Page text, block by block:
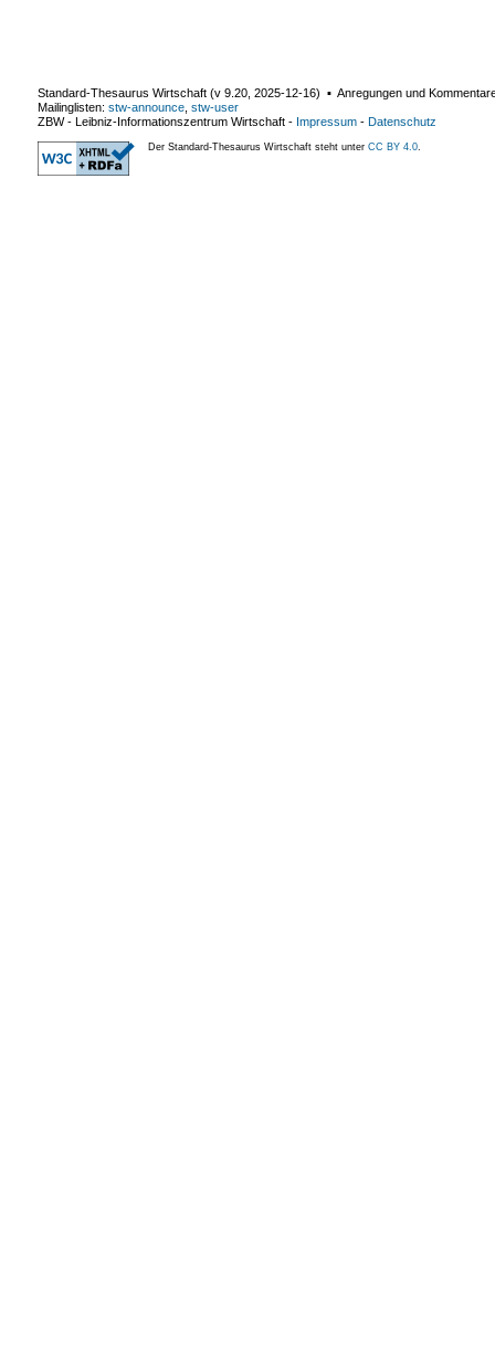
Standard-Thesaurus Wirtschaft (v 9.20 2025-12-16) ▪ Anregungen und
Mailinglisten: stw-announce stw-user
ZBW - Leibniz-Informationszentrum Wirtschaft - Impressum - Datenschutz
Der Standard-Thesaurus Wirtschaft steht unter CC BY 4.0